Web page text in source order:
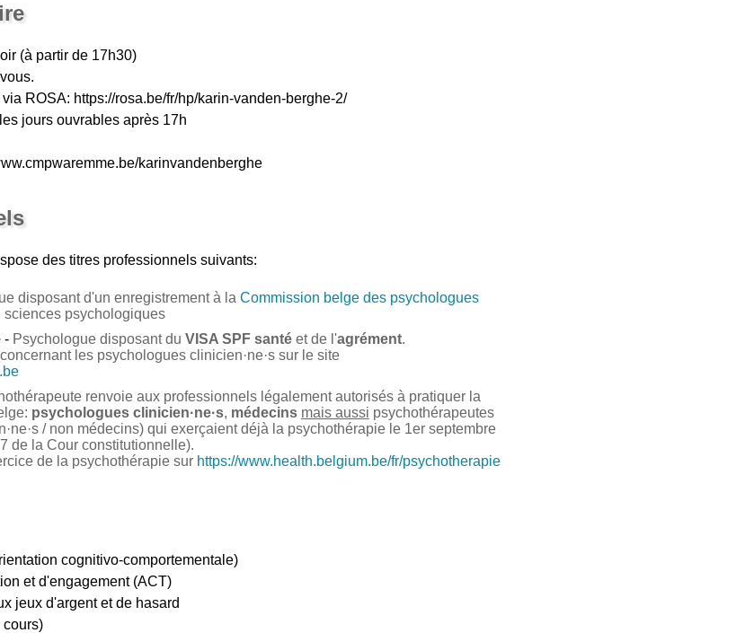
(à partir de 17h30)
ROSA: https://rosa.be/fr/hp/karin-vanden-berghe-2/
jours ouvrables après 17h
karinvandenberghe
des titres professionnels suivants:
disposant d'un enregistrement à la Commission belge des psychologues
sciences psychologiques
- Psychologue disposant du VISA SPF santéet de l'agrément.
les psychologues clinicien·ne·s sur le site
renvoie aux professionnels légalement autorisés à pratiquer la
psychologues clinicien·ne·s, médecins mais aussi psychothérapeutes
/ non médecins) qui exerçaient déjà la psychothérapie le 1er septembre
de la Cour constitutionnelle).
de la psychothérapie sur https://www.health.belgium.be/fr/psychotherapie
cognitivo-comportementale)
et d'engagement (ACT)
jeux d'argent et de hasard
cours)